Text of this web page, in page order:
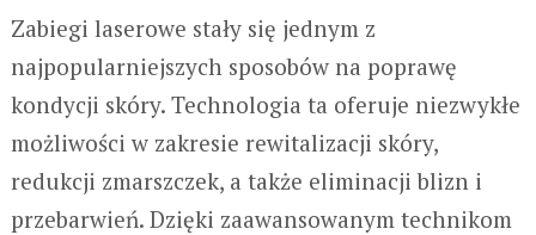
Zabiegi laserowe stały się jednym z
najpopularniejszych sposobów na poprawę
kondycji skóry. Technologia ta oferuje niezwykłe
możliwości w zakresie rewitalizacji skóry,
redukcji zmarszczek, a także eliminacji blizn i
przebarwień. Dzięki zaawansowanym technikom